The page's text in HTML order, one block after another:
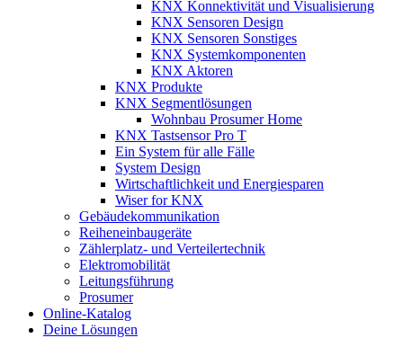
KNX Konnektivität und Visualisierung
KNX Sensoren Design
KNX Sensoren Sonstiges
KNX Systemkomponenten
KNX Aktoren
KNX Produkte
KNX Segmentlösungen
Wohnbau Prosumer Home
KNX Tastsensor Pro T
Ein System für alle Fälle
System Design
Wirtschaftlichkeit und Energiesparen
Wiser for KNX
Gebäudekommunikation
Reiheneinbaugeräte
Zählerplatz- und Verteilertechnik
Elektromobilität
Leitungsführung
Prosumer
Online-Katalog
Deine Lösungen